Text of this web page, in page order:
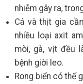
nhiễm gây ra,
Cá và thịt gia
nhiều loại axit
mòi, gà, vịt đều
bệnh giời leo.
Rong biển có thể